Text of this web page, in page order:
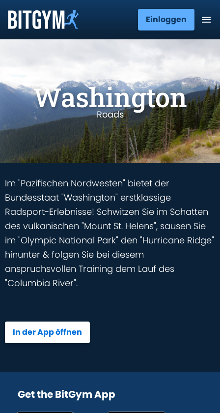
Einloggen
Washington
Roads
Im "Pazifischen Nordwesten" bietet der
Bundesstaat "Washington" erstklassige
Radsport-Erlebnisse! Schwitzen Sie im Schatten
des vulkanischen "Mount St. Helens", sausen Sie
im "Olympic National Park" den "Hurricane Ridge"
hinunter & folgen Sie bei diesem
anspruchsvollen Training dem Lauf des
"Columbia River".
In der App öffnen
Get the BitGym App